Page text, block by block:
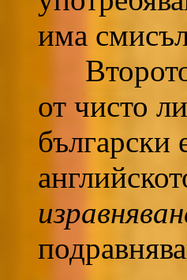
има
Второто
от чисто
български